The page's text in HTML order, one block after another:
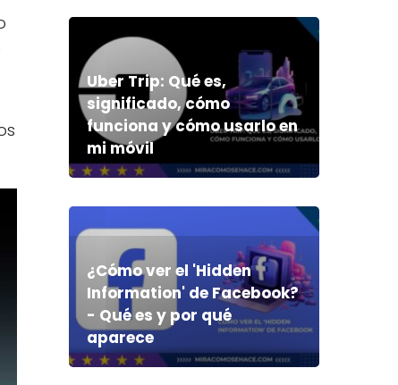
Uber Trip: Qué es,
significado, cómo
funciona y cómo usarlo en
mi móvil
¿Cómo ver el 'Hidden
Information' de Facebook?
- Qué es y por qué
aparece